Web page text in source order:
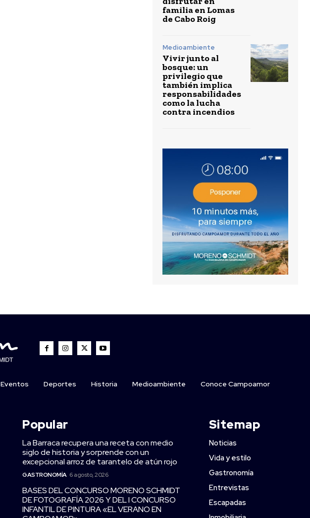
familia en Lomas
de Cabo Roig
Medioambiente
Vivir junto al
bosque: un
privilegio que
también implica
responsabilidades
como la lucha
contra incendios
Eventos Deportes Historia Medioambiente Conoce Campoamor
Popular
La Barraca recupera una receta con medio
siglo de historia y sorprende con un
excepcional arroz de tarantelo de atún rojo
GASTRONOMÍA 6 agosto, 2026
BASES DEL CONCURSO MORENO SCHMIDT
DE FOTOGRAFÍA 2026 Y DEL I CONCURSO
INFANTIL DE PINTURA «EL VERANO EN
Sitemap
Noticias
Vida y estilo
Gastronomía
Entrevistas
Escapadas